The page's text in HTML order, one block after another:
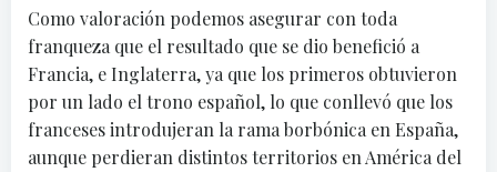
Como valoración podemos asegurar con toda
franqueza que el resultado que se dio benefició a
Francia, e Inglaterra, ya que los primeros obtuvieron
por un lado el trono español, lo que conllevó que los
franceses introdujeran la rama borbónica en España,
aunque perdieran distintos territorios en América del